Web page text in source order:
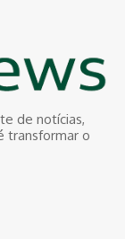
de notícias,
transformar o